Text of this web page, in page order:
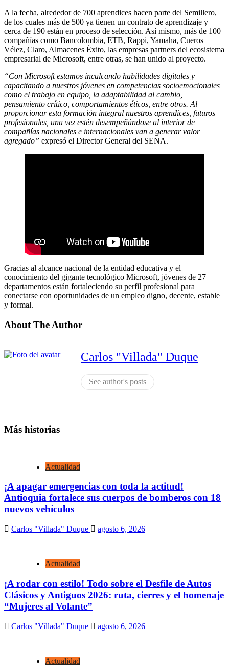
A la fecha, alrededor de 700 aprendices hacen parte del Semillero,
de los cuales más de 500 ya tienen un contrato de aprendizaje y
cerca de 190 están en proceso de selección. Así mismo, más de 100
compañías como Bancolombia, ETB, Rappi, Yamaha, Cueros
Vélez, Claro, Almacenes Éxito, las empresas partners del ecosistema
empresarial de Microsoft, entre otras, se han unido al proyecto.
“Con Microsoft estamos inculcando habilidades digitales y
capacitando a nuestros jóvenes en competencias socioemocionales
como el trabajo en equipo, la adaptabilidad al cambio,
pensamiento crítico, comportamientos éticos, entre otros. Al
proporcionar esta formación integral nuestros aprendices, futuros
profesionales, una vez estén desempeñándose al interior de
compañías nacionales e internacionales van a generar valor
agregado” expresó el Director General del SENA.
Gracias al alcance nacional de la entidad educativa y el
conocimiento del gigante tecnológico Microsoft, jóvenes de 27
departamentos están fortaleciendo su perfil profesional para
conectarse con oportunidades de un empleo digno, decente, estable
y formal.
About The Author
Carlos "Villada" Duque
See author's posts
Más historias
Actualidad
¡A apagar emergencias con toda la actitud!
Antioquia fortalece sus cuerpos de bomberos con 18
nuevos vehículos
Carlos "Villada" Duque agosto 6, 2026
Actualidad
¡A rodar con estilo! Todo sobre el Desfile de Autos
Clásicos y Antiguos 2026: ruta, cierres y el homenaje
“Mujeres al Volante”
Carlos "Villada" Duque agosto 6, 2026
Actualidad